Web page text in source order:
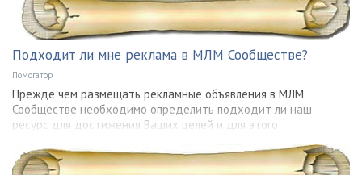
Подходит ли мне реклама в МЛМ Сообществе?
Помогатор
Прежде чем размещать рекламные объявления в МЛМ
Сообществе необходимо определить подходит ли наш
ресурс для достижения Ваших целей и для этого